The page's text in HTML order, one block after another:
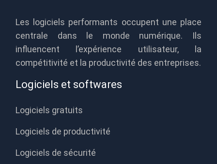
Les logiciels performants occupent une place
centrale dans le monde numérique. Ils
influencent l’expérience utilisateur, la
compétitivité et la productivité des entreprises.
Logiciels et softwares
Logiciels gratuits
Logiciels de productivité
Logiciels de sécurité